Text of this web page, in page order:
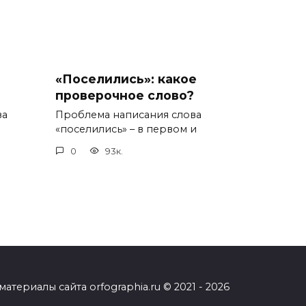
«Поселились»: какое
проверочное слово?
Проблема написания слова
«поселились» – в первом и
0 93к.
сайта orfographia.ru © 2021 - 2026